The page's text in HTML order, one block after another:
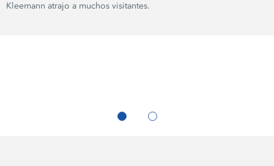
Kleemann atrajo a muchos visitantes.